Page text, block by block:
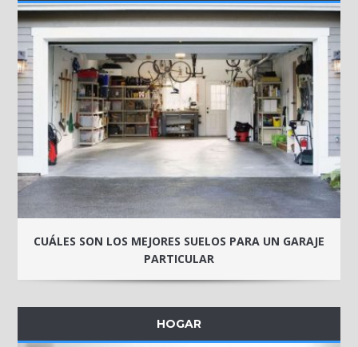
CUÁLES SON LOS MEJORES SUELOS PARA UN GARAJE
PARTICULAR
HOGAR